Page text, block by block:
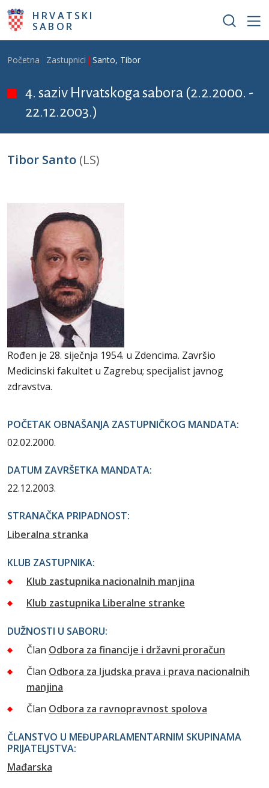
Skoči na glavni sadržaj
HRVATSKI
SABOR
Breadcrumb
Početna Zastupnici Santo, Tibor
4. saziv Hrvatskoga sabora (2.2.2000. -
22.12.2003.)
Tibor Santo (LS)
Rođen je 28. siječnja 1954. u Zdencima. Završio
Medicinski fakultet u Zagrebu; specijalist javnog
zdravstva.
POČETAK OBNAŠANJA ZASTUPNIČKOG MANDATA:
02.02.2000.
DATUM ZAVRŠETKA MANDATA:
22.12.2003.
STRANAČKA PRIPADNOST:
Liberalna stranka
KLUB ZASTUPNIKA:
Klub zastupnika nacionalnih manjina
Klub zastupnika Liberalne stranke
DUŽNOSTI U SABORU:
Član Odbora za financije i državni proračun
Član Odbora za ljudska prava i prava nacionalnih
manjina
Član Odbora za ravnopravnost spolova
ČLANSTVO U MEĐUPARLAMENTARNIM SKUPINAMA
PRIJATELJSTVA:
Mađarska